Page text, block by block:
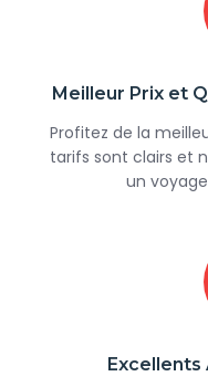
Meilleur Prix et
Profitez de la
tarifs sont clairs et
un
Excellents